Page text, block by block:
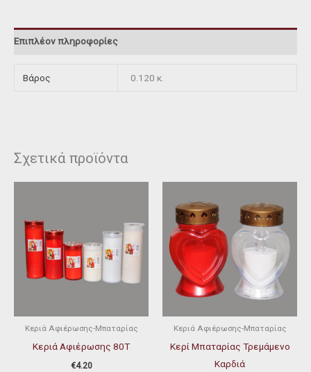
Επιπλέον πληροφορίες
Βάρος 0.120 κ.
Σχετικά προϊόντα
Κεριά Αφιέρωσης-Μπαταρίας
Κεριά Αφιέρωσης 80T
€4.20
προϊόν
έχει
πολλαπλές
παραλλαγές.
μπορούν
να
Κεριά Αφιέρωσης-Μπαταρίας
Κερί Μπαταρίας Τρεμάμενο
Καρδιά
το
προϊόν
έχει
πολλαπλές
παραλλαγές.
μπορούν
να